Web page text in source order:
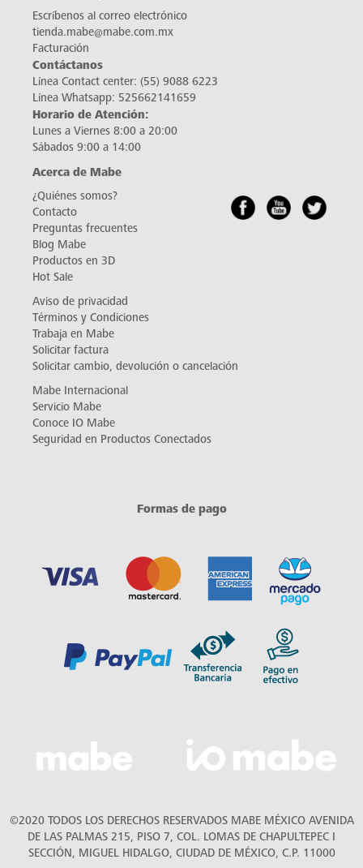
Escríbenos al correo electrónico
tienda.mabe@mabe.com.mx
Facturación
Contáctanos
Línea Contact center: (55) 9088 6223
Línea Whatsapp: 525662141659
Horario de Atención:
Lunes a Viernes 8:00 a 20:00
Sábados 9:00 a 14:00
Acerca de Mabe
¿Quiénes somos?
Contacto
Preguntas frecuentes
Blog Mabe
Productos en 3D
Hot Sale
Aviso de privacidad
Términos y Condiciones
Trabaja en Mabe
Solicitar factura
Solicitar cambio, devolución o cancelación
Mabe Internacional
Servicio Mabe
Conoce IO Mabe
Seguridad en Productos Conectados
Formas de pago
©2020 TODOS LOS DERECHOS RESERVADOS MABE MÉXICO AVENIDA
DE LAS PALMAS 215, PISO 7, COL. LOMAS DE CHAPULTEPEC I
SECCIÓN, MIGUEL HIDALGO, CIUDAD DE MÉXICO, C.P. 11000